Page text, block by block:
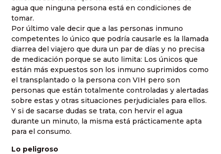
agua que ninguna persona está en condiciones de
tomar.
Por último vale decir que a las personas inmuno
competentes lo único que podría causarle es la llamada
diarrea del viajero que dura un par de días y no precisa
de medicación porque se auto limita: Los únicos que
están más expuestos son los inmuno suprimidos como
el transplantado o la persona con VIH pero son
personas que están totalmente controladas y alertadas
sobre estas y otras situaciones perjudiciales para ellos.
Y si de sacarse dudas se trata, con hervir el agua
durante un minuto, la misma está prácticamente apta
para el consumo.
Lo peligroso